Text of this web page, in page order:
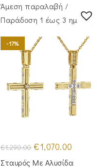
Άμεση παραλαβή /
Παράδoση 1 έως 3 ημέρες
-17%
€1,290.00 Original
price
was:
€1,290.00.
€1,070.00
είναι:
Σταυρός Με Αλυσίδα